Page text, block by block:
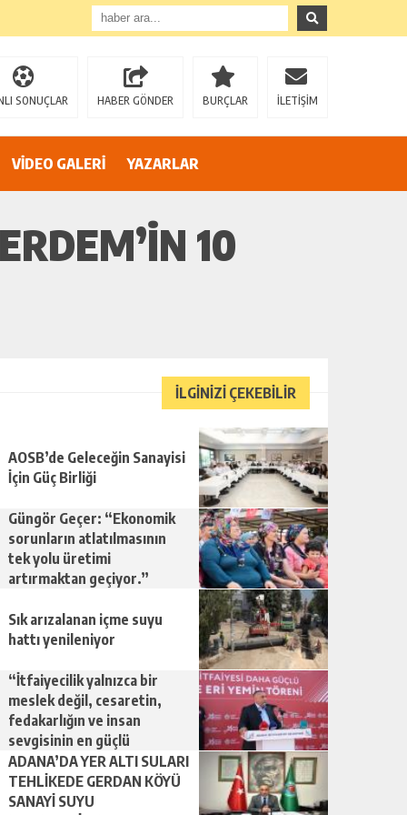
SONUÇLAR HABER GÖNDER BURÇLAR İLETİŞİM
VİDEO GALERİ YAZARLAR
10
İLGİNİZİ ÇEKEBİLİR
AOSB’de Geleceğin Sanayisi
İçin Güç Birliği
Güngör Geçer: “Ekonomik
sorunların atlatılmasının
tek yolu üretimi
artırmaktan geçiyor.”
Sık arızalanan içme suyu
hattı yenileniyor
“İtfaiyecilik yalnızca bir
meslek değil, cesaretin,
fedakarlığın ve insan
sevgisinin en güçlü
temsilidir.”
ADANA’DA YER ALTI SULARI
TEHLİKEDE GERDAN KÖYÜ
SANAYİ SUYU